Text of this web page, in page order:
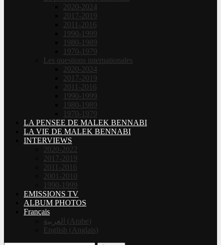
2020-2024
2017-2019
2011-2016
1990-1999
1980-1989
1970-1979
Les questions internationales
2020-2024
2017-2019
2011-2016
1990-1999
1980-1989
1970-1979
LA PENSEE DE MALEK BENNABI
LA VIE DE MALEK BENNABI
INTERVIEWS
2020-2022
2017-2019
2011-2016
2001-2010
1990-1999
EMISSIONS TV
ALBUM PHOTOS
Français
العربية
( Arabe )
English ( Anglais )